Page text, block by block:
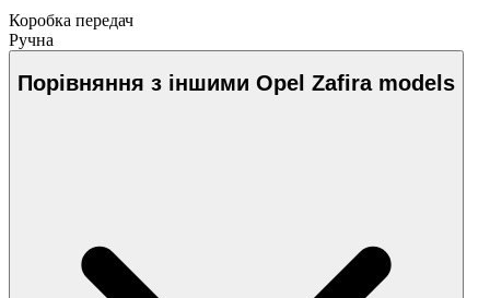
Коробка передач
Ручна
Порівняння з іншими Opel Zafira models